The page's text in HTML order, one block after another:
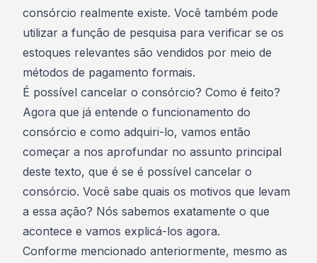
consórcio realmente existe. Você também pode
utilizar a função de pesquisa para verificar se os
estoques relevantes são vendidos por meio de
métodos de pagamento formais.
É possível cancelar o consórcio? Como é feito?
Agora que já entende o funcionamento do
consórcio e como adquiri-lo, vamos então
começar a nos aprofundar no assunto principal
deste texto, que é se é possível cancelar o
consórcio. Você sabe quais os motivos que levam
a essa ação? Nós sabemos exatamente o que
acontece e vamos explicá-los agora.
Conforme mencionado anteriormente, mesmo as